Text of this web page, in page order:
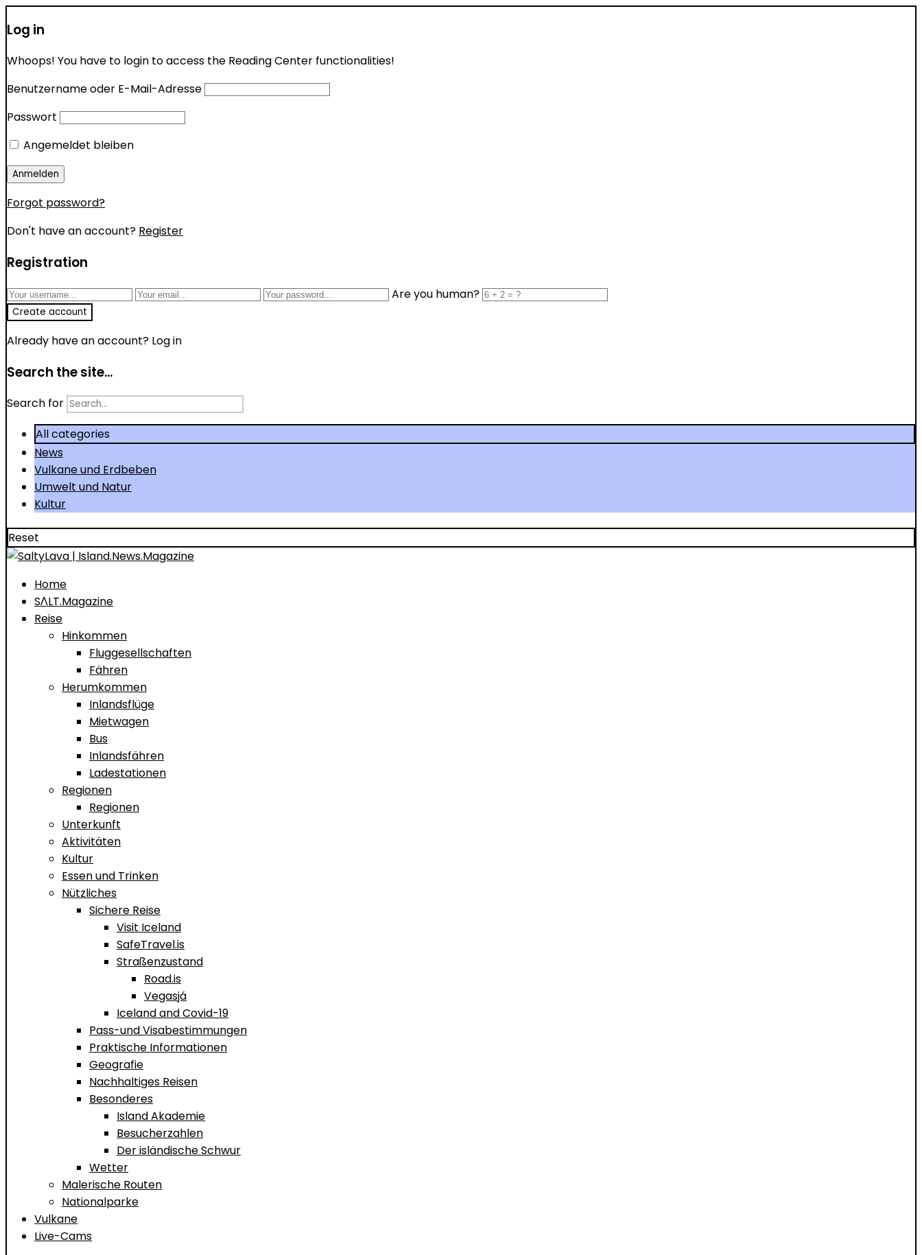
Log in
Whoops! You have to login to access the Reading Center functionalities!
Benutzername oder E-Mail-Adresse
Passwort
Angemeldet bleiben
Forgot password?
Don't have an account? Register
Registration
Are you human?
Already have an account? Log in
Search the site...
Search for
All categories
News
Vulkane und Erdbeben
Umwelt und Natur
Kultur
Reset
Home
SΛLT.Magazine
Reise
Hinkommen
Fluggesellschaften
Fähren
Herumkommen
Inlandsflüge
Mietwagen
Bus
Inlandsfähren
Ladestationen
Regionen
Regionen
Unterkunft
Aktivitäten
Kultur
Essen und Trinken
Nützliches
Sichere Reise
Visit Iceland
SafeTravel.is
Straßenzustand
Road.is
Vegasjá
Iceland and Covid-19
Pass-und Visabestimmungen
Praktische Informationen
Geografie
Nachhaltiges Reisen
Besonderes
Island Akademie
Besucherzahlen
Der isländische Schwur
Wetter
Malerische Routen
Nationalparke
Vulkane
Live-Cams